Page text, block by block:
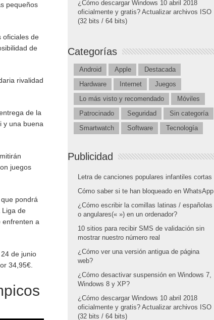
pequeños
oficiales de
de
rivalidad
de la
y una buena
juegos
pondrá
Liga de
enfrenten a
de junio
34,95€.
¿Cómo descargar Windows 10 abril 2018
oficialmente y gratis? Actualizar archivos ISO
(32 bits / 64 bits)
Categorías
Android Apple
Destacada
Hardware
Internet
Juegos
Lo más visto y recomendado
Móviles
Patrocinado
Seguridad
Sin categoría
Smartwatch
Software Tecnología
Publicidad
Letra de canciones populares infantiles cortas
Cómo saber si te han bloqueado en WhatsApp
¿Cómo escribir la comillas latinas / españolas
o angulares(« ») en un ordenador?
10 sitios para recibir SMS de validación sin
mostrar nuestro número real
¿Cómo ver una versión antigua de página
web?
¿Cómo desactivar suspensión en Windows 7,
Windows 8 y XP?
¿Cómo descargar Windows 10 abril 2018
oficialmente y gratis? Actualizar archivos ISO
(32 bits / 64 bits)